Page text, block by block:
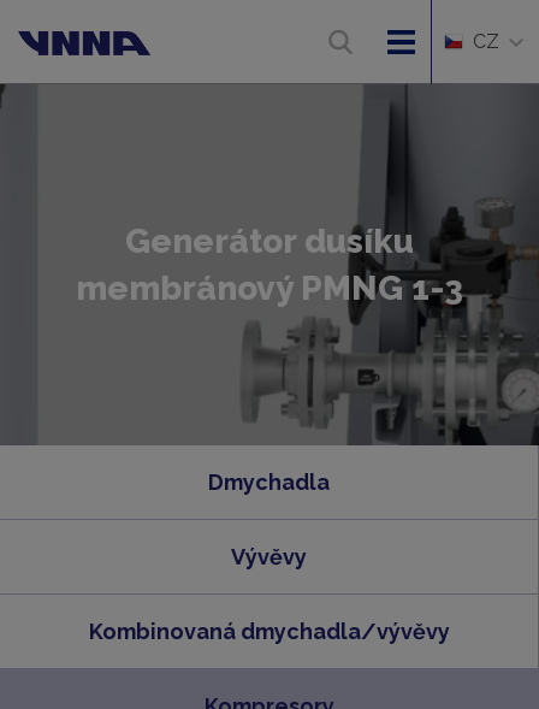
CZ
Generátor dusíku
membránový PMNG 1-3
Dmychadla
Vývěvy
Kombinovaná dmychadla/vývěvy